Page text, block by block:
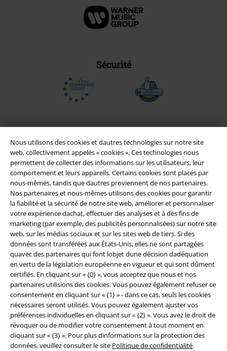
Nous utilisons des cookies et dautres technologies sur notre site
web, collectivement appelés « cookies ». Ces technologies nous
permettent de collecter des informations sur les utilisateurs, leur
comportement et leurs appareils. Certains cookies sont placés par
nous-mêmes, tandis que dautres proviennent de nos partenaires.
Nos partenaires et nous-mêmes utilisons des cookies pour garantir
la fiabilité et la sécurité de notre site web, améliorer et personnaliser
votre expérience dachat, effectuer des analyses et à des fins de
marketing (par exemple, des publicités personnalisées) sur notre site
web, sur les médias sociaux et sur les sites web de tiers. Si des
données sont transférées aux États-Unis, elles ne sont partagées
quavec des partenaires qui font lobjet dune décision dadéquation
en vertu de la législation européenne en vigueur et qui sont dûment
certifiés. En cliquant sur « {0} », vous acceptez que nous et nos
partenaires utilisions des cookies. Vous pouvez également refuser ce
consentement en cliquant sur « {1} » - dans ce cas, seuls les cookies
nécessaires seront utilisés. Vous pouvez également ajuster vos
préférences individuelles en cliquant sur « {2} ». Vous avez le droit de
révoquer ou de modifier votre consentement à tout moment en
cliquant sur « {3} ». Pour plus dinformations sur la protection des
données, veuillez consulter le site Politique de confidentialité.
Sécurité
Légal
Conditions générales
Éditeur
Clauses de confidentialité
Élimination des déchets et protection de l'environnement
Déclaration de Conformité
Informations sur l'accessibilité